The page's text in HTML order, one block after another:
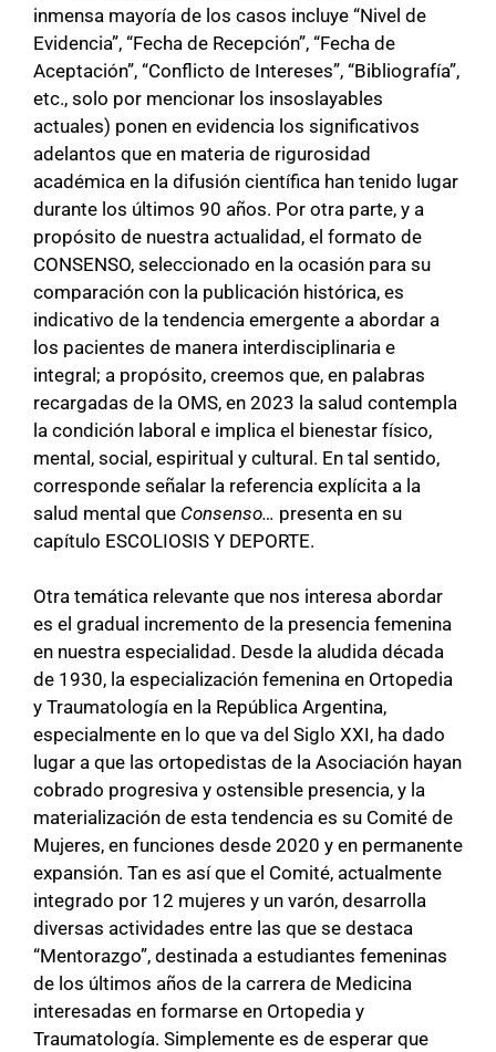
inmensa mayoría de los casos incluye “Nivel de
Evidencia”, “Fecha de Recepción”, “Fecha de
Aceptación”, “Conflicto de Intereses”, “Bibliografía”,
etc., solo por mencionar los insoslayables
actuales) ponen en evidencia los significativos
adelantos que en materia de rigurosidad
académica en la difusión científica han tenido lugar
durante los últimos 90 años. Por otra parte, y a
propósito de nuestra actualidad, el formato de
CONSENSO, seleccionado en la ocasión para su
comparación con la publicación histórica, es
indicativo de la tendencia emergente a abordar a
los pacientes de manera interdisciplinaria e
integral; a propósito, creemos que, en palabras
recargadas de la OMS, en 2023 la salud contempla
la condición laboral e implica el bienestar físico,
mental, social, espiritual y cultural. En tal sentido,
corresponde señalar la referencia explícita a la
salud mental que Consenso… presenta en su
capítulo ESCOLIOSIS Y DEPORTE.
Otra temática relevante que nos interesa abordar
es el gradual incremento de la presencia femenina
en nuestra especialidad. Desde la aludida década
de 1930, la especialización femenina en Ortopedia
y Traumatología en la República Argentina,
especialmente en lo que va del Siglo XXI, ha dado
lugar a que las ortopedistas de la Asociación hayan
cobrado progresiva y ostensible presencia, y la
materialización de esta tendencia es su Comité de
Mujeres, en funciones desde 2020 y en permanente
expansión. Tan es así que el Comité, actualmente
integrado por 12 mujeres y un varón, desarrolla
diversas actividades entre las que se destaca
“Mentorazgo”, destinada a estudiantes femeninas
de los últimos años de la carrera de Medicina
interesadas en formarse en Ortopedia y
Traumatología. Simplemente es de esperar que